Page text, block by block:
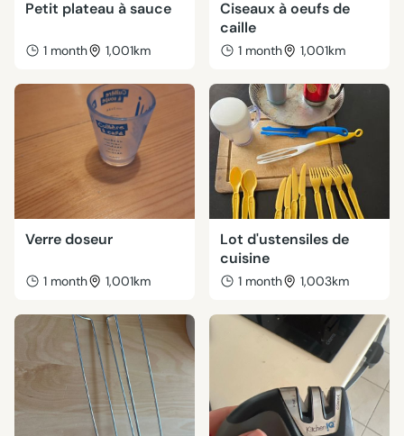
Petit plateau à sauce
1 month 1,001km
Ciseaux à oeufs de
caille
1 month 1,001km
Verre doseur
1 month 1,001km
Lot d'ustensiles de
cuisine
1 month 1,003km